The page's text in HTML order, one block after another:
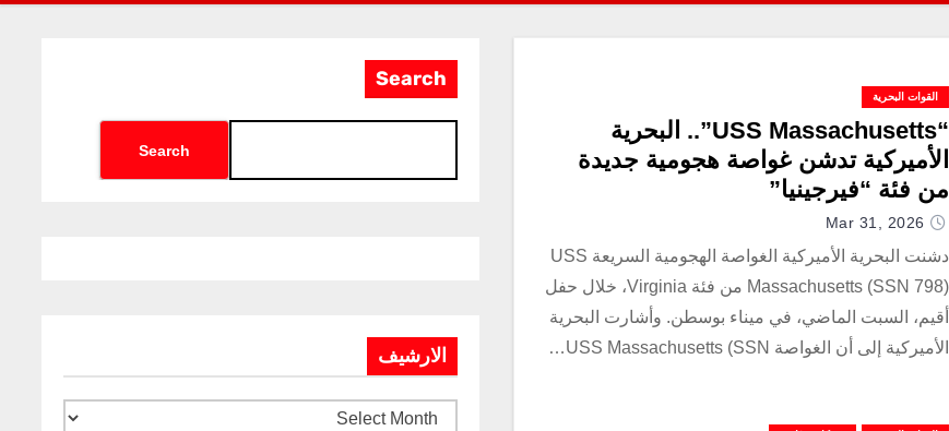
القوات البحرية
“USS Massachusetts”.. البحرية
الأميركية تدشن غواصة هجومية جديدة
من فئة “فيرجينيا”
Mar 31, 2026
دشنت البحرية الأميركية الغواصة الهجومية السريعة USS
Massachusetts (SSN 798) من فئة Virginia، خلال حفل
أقيم، السبت الماضي، في ميناء بوسطن. وأشارت البحرية
الأميركية إلى أن الغواصة USS Massachusetts (SSN…
Search
Search
الارشيف